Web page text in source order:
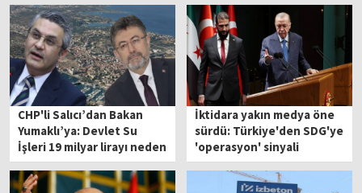
CHP'li Salıcı’dan Bakan
Yumaklı’ya: Devlet Su
İşleri 19 milyar lirayı neden
kesti?
İktidara yakın medya öne
sürdü: Türkiye'den SDG'ye
'operasyon' sinyali